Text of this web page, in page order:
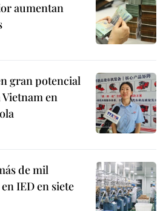
aumentan
gran potencial
en
de mil
IED en siete